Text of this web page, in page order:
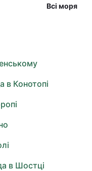
Всі моря
в Конотопі
в Шостці